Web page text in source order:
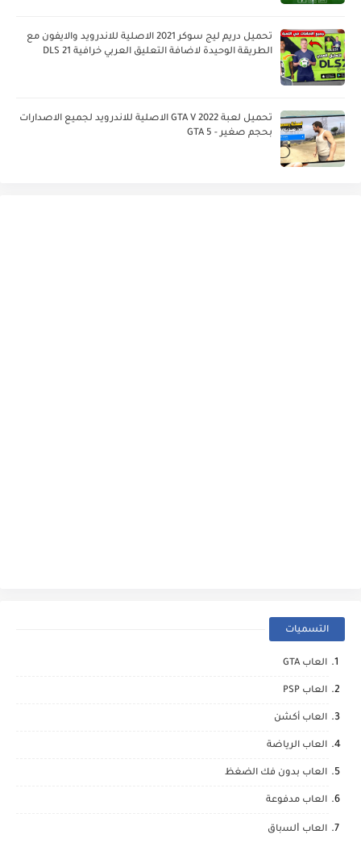
تحميل دريم ليج سوكر 2021 الاصلية للاندرويد والايفون مع
الطريقة الوحيدة لاضافة التعليق العربي خرافية DLS 21
تحميل لعبة GTA V 2022 الاصلية للاندرويد لجميع الاصدارات
بحجم صغير - GTA 5
التسميات
العاب GTA
العاب PSP
العاب أكشن
العاب الرياضة
العاب بدون فك الضغظ
العاب مدفوعة
العاب ﺍﻟﺴباق